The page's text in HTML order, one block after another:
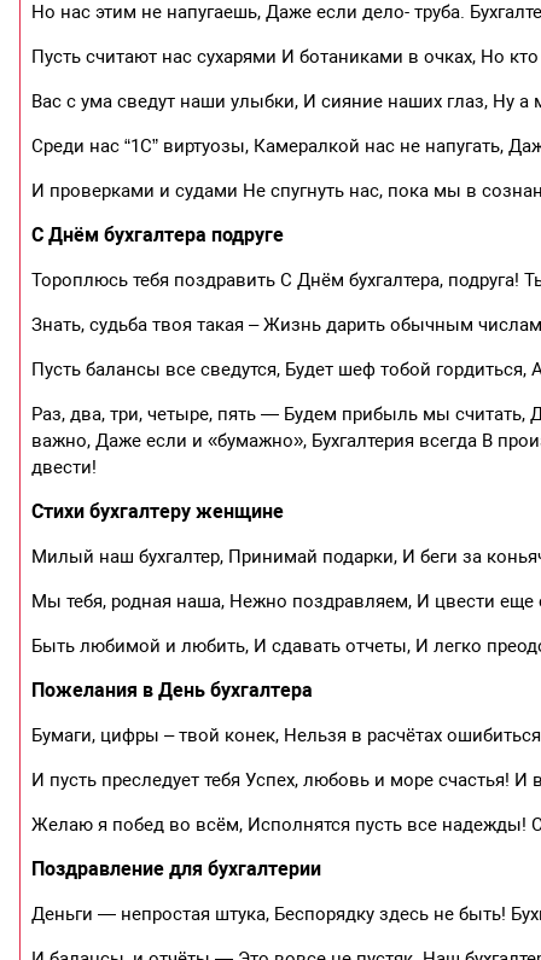
Но нас этим не напугаешь, Даже если дело- труба.
Пусть считают нас сухарями И ботаниками в очках, Но
Вас с ума сведут наши улыбки, И сияние наших глаз, Ну
Среди нас “1С” виртуозы, Камералкой нас не напугать,
И проверками и судами Не спугнуть нас, пока мы в
С Днём бухгалтера подруге
Тороплюсь тебя поздравить С Днём бухгалтера,
Знать, судьба твоя такая – Жизнь дарить обычным
Пусть балансы все сведутся, Будет шеф тобой
Раз, два, три, четыре, пять — Будем прибыль мы
важно, Даже если и «бумажно», Бухгалтерия всегда В
двести!
Стихи бухгалтеру женщине
Милый наш бухгалтер, Принимай подарки, И беги за
Мы тебя, родная наша, Нежно поздравляем, И цвести
Быть любимой и любить, И сдавать отчеты, И легко
Пожелания в День бухгалтера
Бумаги, цифры – твой конек, Нельзя в расчётах
И пусть преследует тебя Успех, любовь и море счастья! И
Желаю я побед во всём, Исполнятся пусть все надежды!
Поздравление для бухгалтерии
Деньги — непростая штука, Беспорядку здесь не быть!